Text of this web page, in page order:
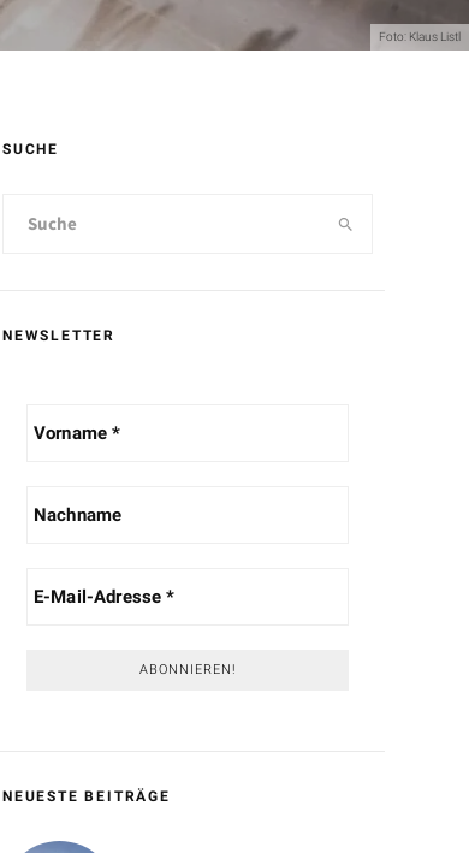
Foto: Klaus Listl
SUCHE
NEWSLETTER
NEUESTE BEITRÄGE